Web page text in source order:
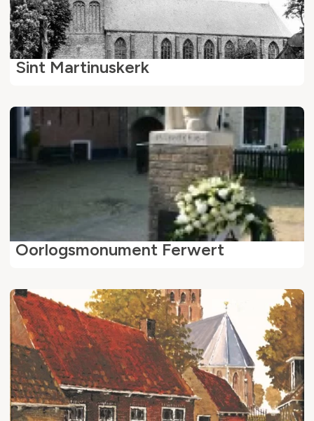
Sint Martinuskerk
Oorlogsmonument Ferwert